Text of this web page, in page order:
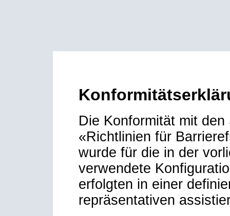
Die Konformität mit
«Richtlinien für
wurde für die in der
verwendete
erfolgten in einer
repräsentativen